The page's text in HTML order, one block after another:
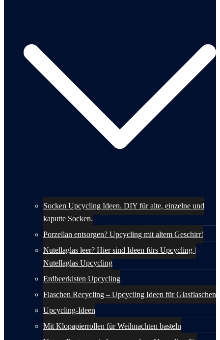
Socken Upcycling Ideen. DIY für alte, einzelne und
kaputte Socken.
Porzellan entsorgen? Upcycling mit altem Geschirr!
Nutellaglas leer? Hier sind Ideen fürs Upcycling |
Nutellaglas Upcycling
Erdbeerkisten Upcycling
Flaschen Recycling – Upcycling Ideen für Glasflaschen
Upcycling-Ideen
Mit Klopapierrollen für Weihnachten basteln